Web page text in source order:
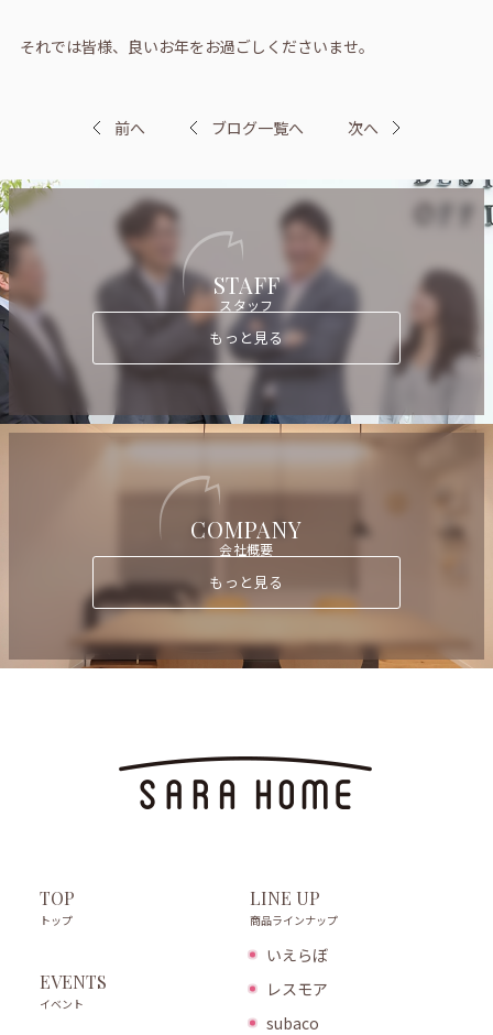
それでは皆様、良いお年をお過ごしくださいませ。
前へ ブログ一覧へ 次へ
STAFF
スタッフ
もっと見る
COMPANY
会社概要
もっと見る
TOP
トップ
EVENTS
イベント
LINE UP
商品ラインナップ
いえらぼ
レスモア
subaco